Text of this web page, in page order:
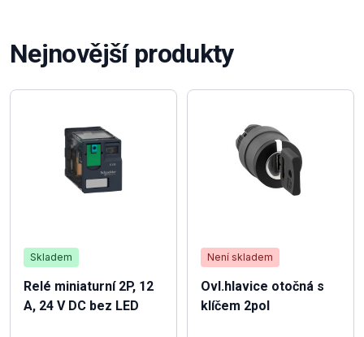
Nejnovější produkty
Skladem
Relé miniaturní 2P, 12
A, 24 V DC bez LED
Není skladem
Ovl.hlavice otočná s
klíčem 2pol